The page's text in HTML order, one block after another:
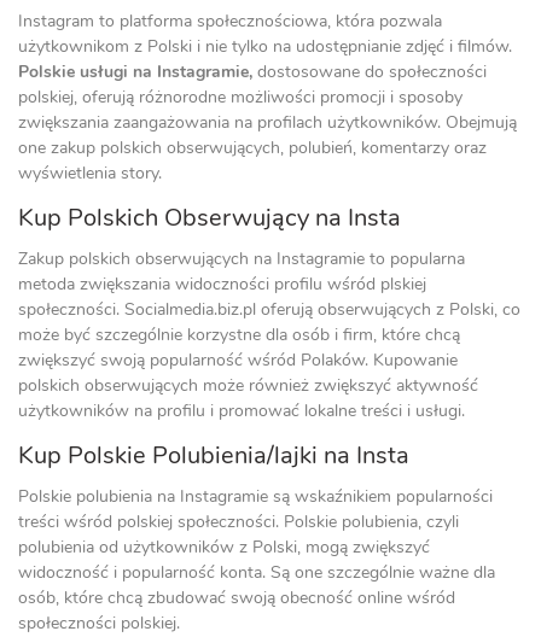
Instagram to platforma społecznościowa, która pozwala
użytkownikom z Polski i nie tylko na udostępnianie zdjęć i filmów.
Polskie usługi na Instagramie, dostosowane do społeczności
polskiej, oferują różnorodne możliwości promocji i sposoby
zwiększania zaangażowania na profilach użytkowników. Obejmują
one zakup polskich obserwujących, polubień, komentarzy oraz
wyświetlenia story.
Kup Polskich Obserwujący na Insta
Zakup polskich obserwujących na Instagramie to popularna
metoda zwiększania widoczności profilu wśród plskiej
społeczności. Socialmedia.biz.pl oferują obserwujących z Polski, co
może być szczególnie korzystne dla osób i firm, które chcą
zwiększyć swoją popularność wśród Polaków. Kupowanie
polskich obserwujących może również zwiększyć aktywność
użytkowników na profilu i promować lokalne treści i usługi.
Kup Polskie Polubienia/lajki na Insta
Polskie polubienia na Instagramie są wskaźnikiem popularności
treści wśród polskiej społeczności. Polskie polubienia, czyli
polubienia od użytkowników z Polski, mogą zwiększyć
widoczność i popularność konta. Są one szczególnie ważne dla
osób, które chcą zbudować swoją obecność online wśród
społeczności polskiej.